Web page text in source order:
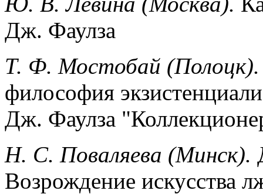
Дж. Фаулза
Т. Ф. Мостобай (Полоцк).
философия
Дж. Фаулза
Н. С. Поваляева (Минск).
Возрождение искусства